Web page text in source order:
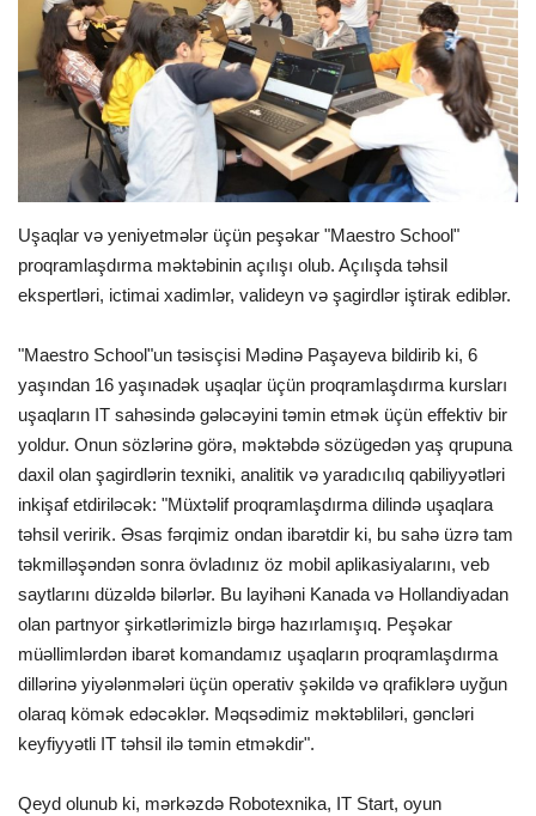
İDMAN
FORMULA 1
DÜNYA
ANALİTİKA
Multimedia
Uşaqlar və yeniyetmələr üçün peşəkar "Maestro School"
proqramlaşdırma məktəbinin açılışı olub. Açılışda təhsil
ekspertləri, ictimai xadimlər, valideyn və şagirdlər iştirak ediblər.
"Maestro School"un təsisçisi Mədinə Paşayeva bildirib ki, 6
yaşından 16 yaşınadək uşaqlar üçün proqramlaşdırma kursları
uşaqların IT sahəsində gələcəyini təmin etmək üçün effektiv bir
yoldur. Onun sözlərinə görə, məktəbdə sözügedən yaş qrupuna
daxil olan şagirdlərin texniki, analitik və yaradıcılıq qabiliyyətləri
inkişaf etdiriləcək: "Müxtəlif proqramlaşdırma dilində uşaqlara
təhsil veririk. Əsas fərqimiz ondan ibarətdir ki, bu sahə üzrə tam
təkmilləşəndən sonra övladınız öz mobil aplikasiyalarını, veb
saytlarını düzəldə bilərlər. Bu layihəni Kanada və Hollandiyadan
olan partnyor şirkətlərimizlə birgə hazırlamışıq. Peşəkar
müəllimlərdən ibarət komandamız uşaqların proqramlaşdırma
dillərinə yiyələnmələri üçün operativ şəkildə və qrafiklərə uyğun
olaraq kömək edəcəklər. Məqsədimiz məktəbliləri, gəncləri
keyfiyyətli IT təhsil ilə təmin etməkdir".
Qeyd olunub ki, mərkəzdə Robotexnika, IT Start, oyun